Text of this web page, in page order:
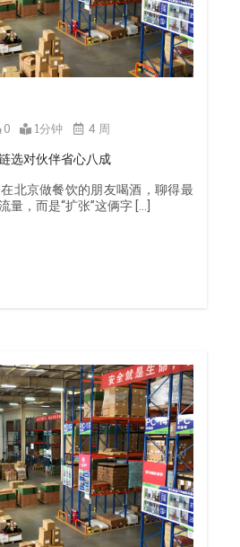
0 1分钟 4 周
选对伙伴省心八成
北京做餐饮的朋友喝酒，聊得最
量，而是“扩张”这俩字 […]